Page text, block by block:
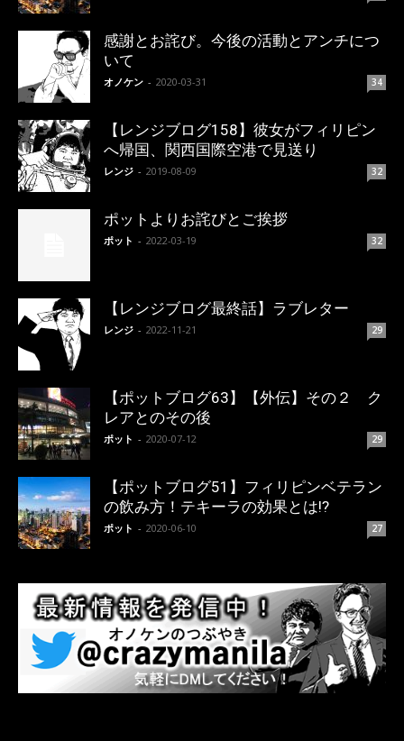
感謝とお詫び。今後の活動とアンチにつ
いて
オノケン - 2020-03-31 34
【レンジブログ158】彼女がフィリピン
へ帰国、関西国際空港で見送り
レンジ - 2019-08-09 32
ポットよりお詫びとご挨拶
ポット - 2022-03-19 32
【レンジブログ最終話】ラブレター
レンジ - 2022-11-21 29
【ポットブログ63】【外伝】その２ ク
レアとのその後
ポット - 2020-07-12 29
【ポットブログ51】フィリピンベテラン
の飲み方！テキーラの効果とは!?
ポット - 2020-06-10 27